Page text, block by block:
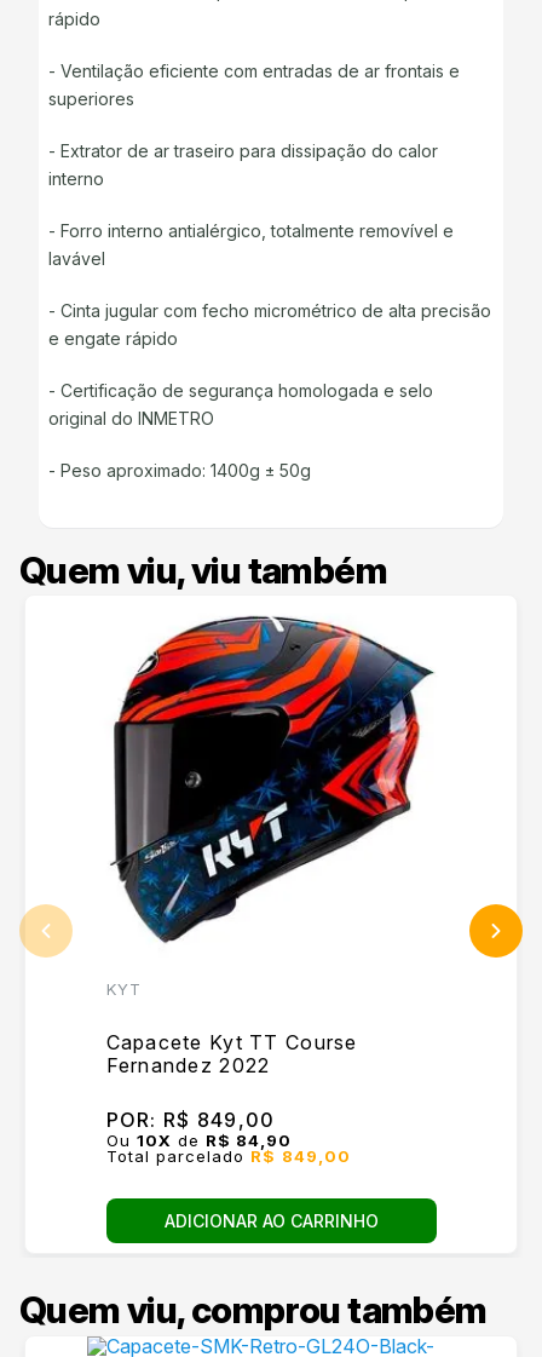
rápido
- Ventilação eficiente com entradas de ar frontais e
superiores
- Extrator de ar traseiro para dissipação do calor
interno
- Forro interno antialérgico, totalmente removível e
lavável
- Cinta jugular com fecho micrométrico de alta precisão
e engate rápido
- Certificação de segurança homologada e selo
original do INMETRO
- Peso aproximado: 1400g ± 50g
Quem viu, viu também
KYT
Capacete Kyt TT Course
Fernandez 2022
POR: R$ 849,00
Ou 10X de R$ 84,90
Total parcelado R$ 849,00
ADICIONAR AO CARRINHO
Quem viu, comprou também